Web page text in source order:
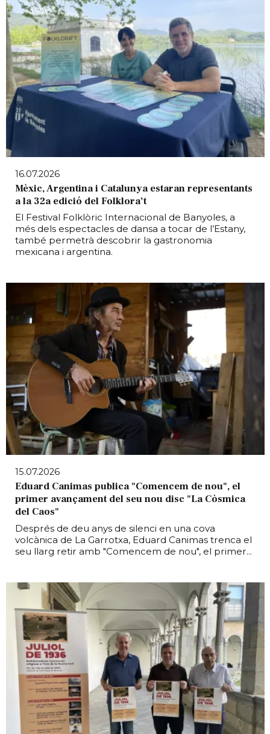
16.07.2026
Mèxic, Argentina i Catalunya estaran representants
a la 32a edició del Folklora’t
El Festival Folklòric Internacional de Banyoles, a
més dels espectacles de dansa a tocar de l’Estany,
també permetrà descobrir la gastronomia
mexicana i argentina.
15.07.2026
Eduard Canimas publica "Comencem de nou", el
primer avançament del seu nou disc "La Còsmica
del Caos"
Després de deu anys de silenci en una cova
volcànica de La Garrotxa, Eduard Canimas trenca el
seu llarg retir amb "Comencem de nou", el primer...